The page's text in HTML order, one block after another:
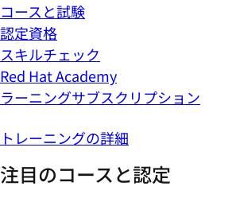
コースと試験
認定資格
スキルチェック
Red Hat Academy
ラーニングサブスクリプション
トレーニングの詳細
注目のコースと認定